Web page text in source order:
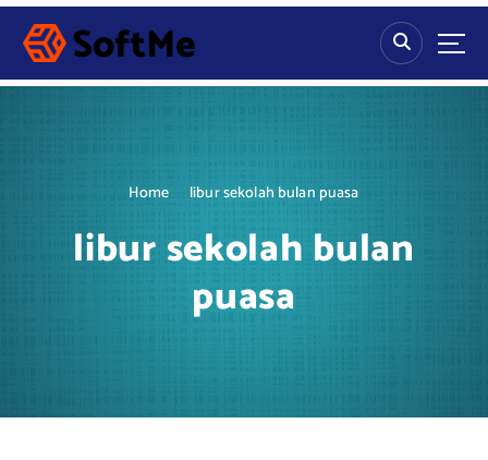
S
p
Home libur sekolah bulan puasa
libur sekolah bulan
puasa